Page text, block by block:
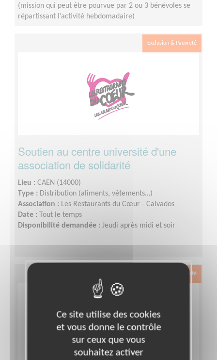
(mission qui peut être pourvue par 2 ou 3 bénévoles se
répartissant l’activité hebdomadaire)
Exclusion & Pauvreté
Soutien au centre université d'une
association de solidarité
Lieu : CAEN (14000)
Type : Distribution (aliments, vêtements…)
Association : Les Restaurants du Cœur - Calvados
Date : Tout le temps
Disponibilité demandée : Jeudi après midi et soir
Exclusion & Pauvreté
Ce site utilise des cookies
et vous donne le contrôle
sur ceux que vous
souhaitez activer